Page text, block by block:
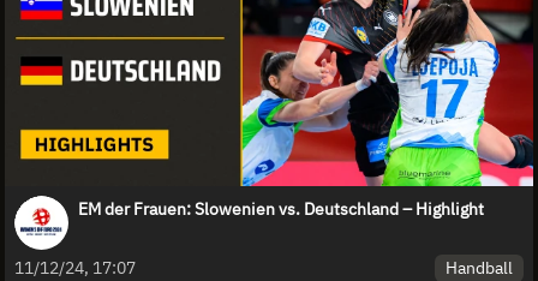
EM der Frauen: Slowenien vs. Deutschland – Highlight
11/12/24, 17:07 Handball